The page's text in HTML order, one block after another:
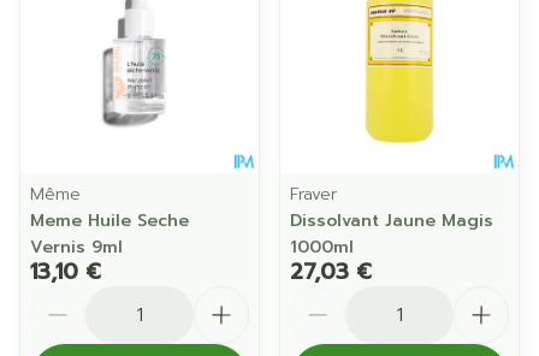
Même
Meme Huile Seche
Vernis 9ml
13,10 €
Fraver
Dissolvant Jaune Magis
1000ml
27,03 €